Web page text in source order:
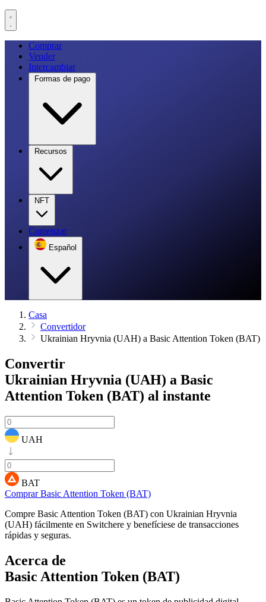
Comprar
Vender
Intercambiar
Formas de pago
Recursos
NFT
Comenzar
Español
Casa
Convertidor
Ukrainian Hryvnia (UAH) a Basic Attention Token (BAT)
Convertir
Ukrainian Hryvnia (UAH) a Basic
Attention Token (BAT) al instante
UAH
BAT
Comprar Basic Attention Token (BAT)
Compre Basic Attention Token (BAT) con Ukrainian Hryvnia
(UAH) fácilmente en Switchere y benefíciese de transacciones
rápidas y seguras.
Acerca de
Basic Attention Token (BAT)